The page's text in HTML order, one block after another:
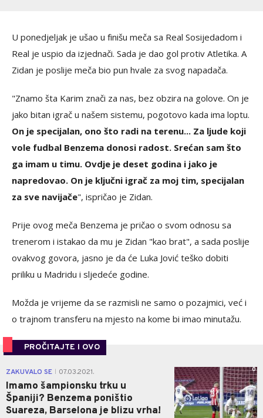
U ponedjeljak je ušao u finišu meča sa Real Sosijedadom i
Real je uspio da izjednači. Sada je dao gol protiv Atletika. A
Zidan je poslije meča bio pun hvale za svog napadača.
"Znamo šta Karim znači za nas, bez obzira na golove. On je
jako bitan igrač u našem sistemu, pogotovo kada ima loptu.
On je specijalan, ono što radi na terenu... Za ljude koji
vole fudbal Benzema donosi radost. Srećan sam što
ga imam u timu. Ovdje je deset godina i jako je
napredovao. On je ključni igrač za moj tim, specijalan
za sve navijače", ispričao je Zidan.
Prije ovog meča Benzema je pričao o svom odnosu sa
trenerom i istakao da mu je Zidan "kao brat", a sada poslije
ovakvog govora, jasno je da će Luka Jović teško dobiti
priliku u Madridu i sljedeće godine.
Možda je vrijeme da se razmisli ne samo o pozajmici, već i
o trajnom transferu na mjesto na kome bi imao minutažu.
PROČITAJTE I OVO
ZAKUVALO SE 07.03.2021.
Imamo šampionsku trku u
Španiji? Benzema poništio
Suareza, Barselona je blizu vrha!
0